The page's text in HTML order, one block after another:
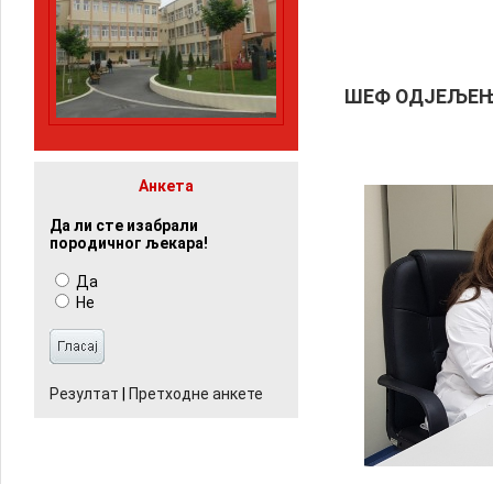
Анкета
Да ли сте изабрали
породичног љекара!
Да
Не
Резултат Претходне анкете
ШЕФ